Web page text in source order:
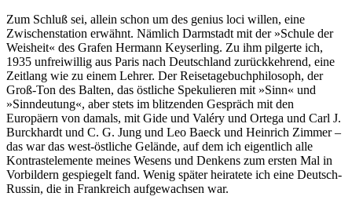
Zum Schluß sei, allein schon um des genius loci willen, eine
Zwischenstation erwähnt. Nämlich Darmstadt mit der »Schule der
Weisheit« des Grafen Hermann Keyserling. Zu ihm pilgerte ich,
1935 unfreiwillig aus Paris nach Deutschland zurückkehrend, eine
Zeitlang wie zu einem Lehrer. Der Reisetagebuchphilosoph, der
Groß-Ton des Balten, das östliche Spekulieren mit »Sinn« und
»Sinndeutung«, aber stets im blitzenden Gespräch mit den
Europäern von damals, mit Gide und Valéry und Ortega und Carl J.
Burckhardt und C. G. Jung und Leo Baeck und Heinrich Zimmer –
das war das west-östliche Gelände, auf dem ich eigentlich alle
Kontrastelemente meines Wesens und Denkens zum ersten Mal in
Vorbildern gespiegelt fand. Wenig später heiratete ich eine Deutsch-
Russin, die in Frankreich aufgewachsen war.